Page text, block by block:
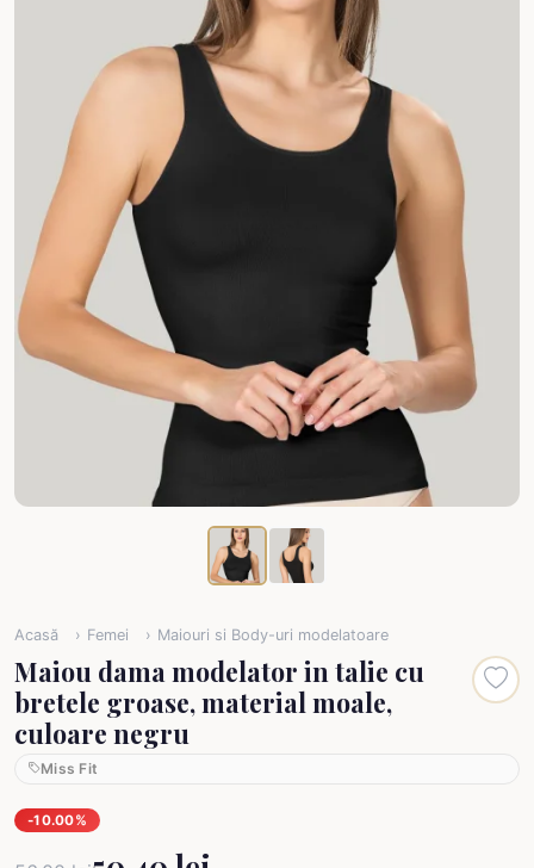
Acasă Femei Maiouri si Body-uri modelatoare
Maiou dama modelator in talie cu
bretele groase, material moale,
culoare negru
Miss Fit
-10.00%